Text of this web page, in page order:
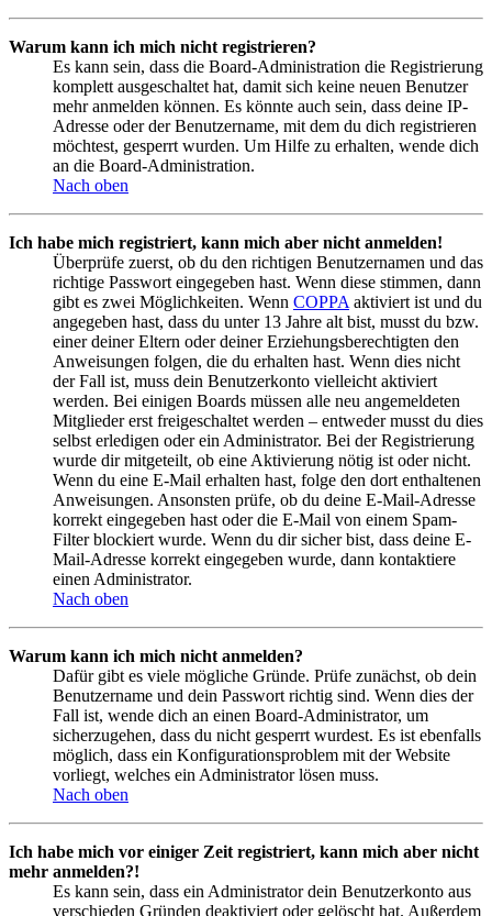
Warum kann ich mich nicht registrieren?
Es kann sein, dass die Board-Administration die Registrierung
komplett ausgeschaltet hat, damit sich keine neuen Benutzer
mehr anmelden können. Es könnte auch sein, dass deine IP-
Adresse oder der Benutzername, mit dem du dich registrieren
möchtest, gesperrt wurden. Um Hilfe zu erhalten, wende dich
an die Board-Administration.
Nach oben
Ich habe mich registriert, kann mich aber nicht anmelden!
Überprüfe zuerst, ob du den richtigen Benutzernamen und das
richtige Passwort eingegeben hast. Wenn diese stimmen, dann
gibt es zwei Möglichkeiten. Wenn COPPA aktiviert ist und du
angegeben hast, dass du unter 13 Jahre alt bist, musst du bzw.
einer deiner Eltern oder deiner Erziehungsberechtigten den
Anweisungen folgen, die du erhalten hast. Wenn dies nicht
der Fall ist, muss dein Benutzerkonto vielleicht aktiviert
werden. Bei einigen Boards müssen alle neu angemeldeten
Mitglieder erst freigeschaltet werden – entweder musst du dies
selbst erledigen oder ein Administrator. Bei der Registrierung
wurde dir mitgeteilt, ob eine Aktivierung nötig ist oder nicht.
Wenn du eine E-Mail erhalten hast, folge den dort enthaltenen
Anweisungen. Ansonsten prüfe, ob du deine E-Mail-Adresse
korrekt eingegeben hast oder die E-Mail von einem Spam-
Filter blockiert wurde. Wenn du dir sicher bist, dass deine E-
Mail-Adresse korrekt eingegeben wurde, dann kontaktiere
einen Administrator.
Nach oben
Warum kann ich mich nicht anmelden?
Dafür gibt es viele mögliche Gründe. Prüfe zunächst, ob dein
Benutzername und dein Passwort richtig sind. Wenn dies der
Fall ist, wende dich an einen Board-Administrator, um
sicherzugehen, dass du nicht gesperrt wurdest. Es ist ebenfalls
möglich, dass ein Konfigurationsproblem mit der Website
vorliegt, welches ein Administrator lösen muss.
Nach oben
Ich habe mich vor einiger Zeit registriert, kann mich aber nicht
mehr anmelden?!
Es kann sein, dass ein Administrator dein Benutzerkonto aus
verschieden Gründen deaktiviert oder gelöscht hat. Außerdem